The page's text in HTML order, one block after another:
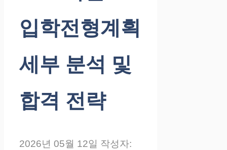
입학전형계획
세부 분석 및
합격 전략
2026년 05월 12일 작성자: